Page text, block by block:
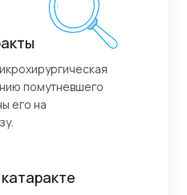
помутневшего
его на